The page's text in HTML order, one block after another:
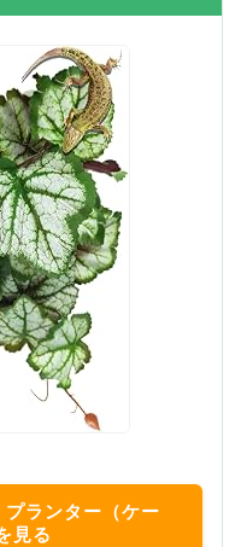
ランター（ケー
見る